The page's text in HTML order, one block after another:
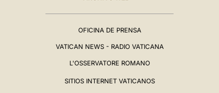
OFICINA DE PRENSA
VATICAN NEWS - RADIO VATICANA
L'OSSERVATORE ROMANO
SITIOS INTERNET VATICANOS